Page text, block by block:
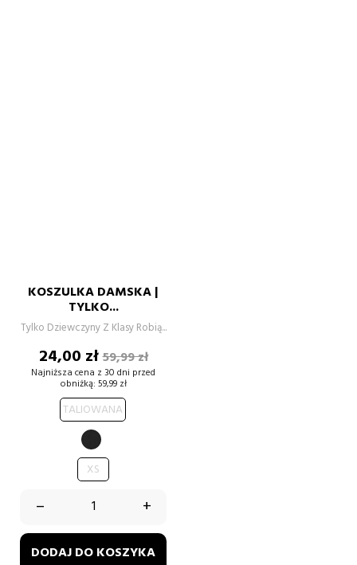
KOSZULKA DAMSKA |
TYLKO...
Tylko Dziewczyny Z Klasy Robią...
Cena
24,00 złCena
podstawowa
59,99 zł
Najniższa cena z 30 dni przed
obniżką: 59,99 zł
TALIOWANA
CZARNY
XS
– +
DODAJ DO KOSZYKA